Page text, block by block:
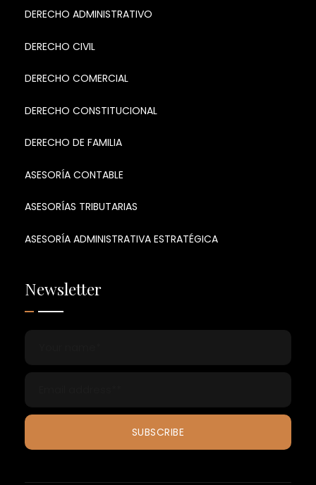
DERECHO ADMINISTRATIVO
DERECHO CIVIL
DERECHO COMERCIAL
DERECHO CONSTITUCIONAL
DERECHO DE FAMILIA
ASESORÍA CONTABLE
ASESORÍAS TRIBUTARIAS
ASESORÍA ADMINISTRATIVA ESTRATÉGICA
Newsletter